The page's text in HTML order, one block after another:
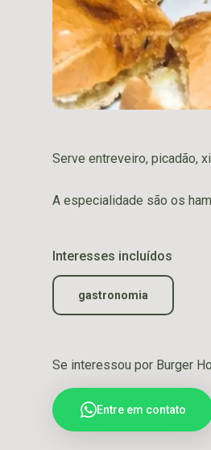
Serve entreveiro, picadão,
A especialidade são os
Interesses incluídos
gastronomia
Se interessou por Burger
Entre em contato